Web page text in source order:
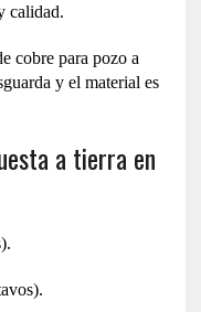
calidad.
cobre para pozo a
y el material es
a tierra en